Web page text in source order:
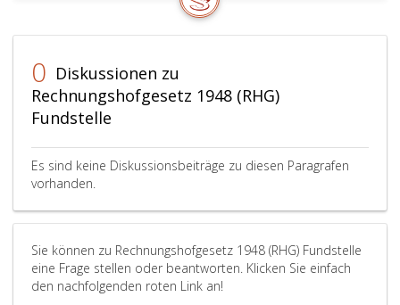
0 Diskussionen zu
Rechnungshofgesetz 1948 (RHG)
Fundstelle
Es sind keine Diskussionsbeiträge zu diesen Paragrafen
vorhanden.
Sie können zu Rechnungshofgesetz 1948 (RHG) Fundstelle
eine Frage stellen oder beantworten. Klicken Sie einfach
den nachfolgenden roten Link an!